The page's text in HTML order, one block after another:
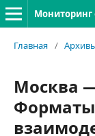
Главная /
Москва